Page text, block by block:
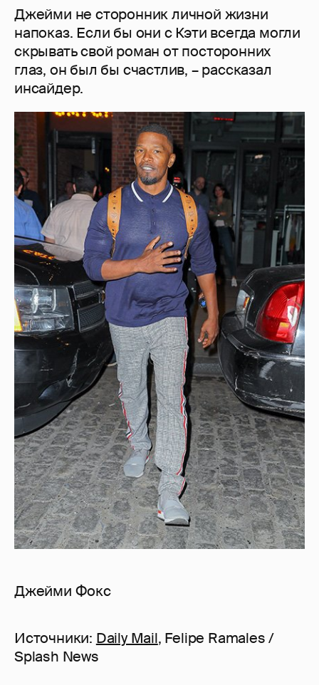
Джейми не сторонник личной жизни
напоказ. Если бы они с Кэти всегда могли
скрывать свой роман от посторонних
глаз, он был бы счастлив, – рассказал
инсайдер.
Джейми Фокс
Источники: Daily Mail, Felipe Ramales /
Splash News